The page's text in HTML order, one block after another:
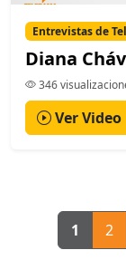
Entrevistas de
Diana
346
Ver Video
1 2